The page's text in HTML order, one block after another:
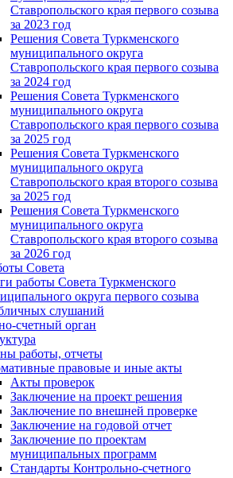
Ставропольского края первого созыва
за 2023 год
Решения Совета Туркменского
муниципального округа
Ставропольского края первого созыва
за 2024 год
Решения Совета Туркменского
муниципального округа
Ставропольского края первого созыва
за 2025 год
Решения Совета Туркменского
муниципального округа
Ставропольского края второго созыва
за 2025 год
Решения Совета Туркменского
муниципального округа
Ставропольского края второго созыва
за 2026 год
Совета
работы Совета Туркменского
округа первого созыва
слушаний
счетный орган
работы, отчеты
правовые и иные акты
Акты проверок
Заключение на проект решения
Заключение по внешней проверке
Заключение на годовой отчет
Заключение по проектам
муниципальных программ
Стандарты Контрольно-счетного